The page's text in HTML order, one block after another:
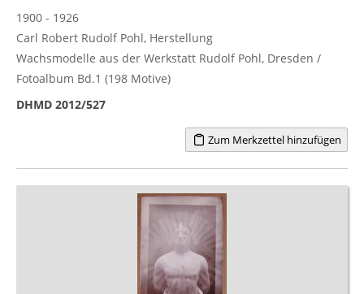
1900 - 1926
Carl Robert Rudolf Pohl, Herstellung
Wachsmodelle aus der Werkstatt Rudolf Pohl, Dresden /
Fotoalbum Bd.1 (198 Motive)
DHMD 2012/527
Zum Merkzettel hinzufügen